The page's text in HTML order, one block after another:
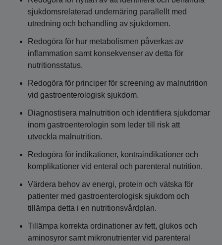
sjukdomsrelaterad undernäring parallellt med
utredning och behandling av sjukdomen.
Redogöra för hur metabolismen påverkas av
inflammation samt konsekvenser av detta för
nutritionsstatus.
Redogöra för principer för screening av malnutrition
vid gastroenterologisk sjukdom.
Diagnostisera malnutrition och identifiera sjukdomar
inom gastroenterologin som leder till risk att
utveckla malnutrition.
Redogöra för indikationer, kontraindikationer och
komplikationer vid enteral och parenteral nutrition.
Värdera behov av energi, protein och vätska för
patienter med gastroenterologisk sjukdom och
tillämpa detta i en nutritionsvårdplan.
Tillämpa korrekta ordinationer av fett, glukos och
aminosyror samt mikronutrienter vid parenteral